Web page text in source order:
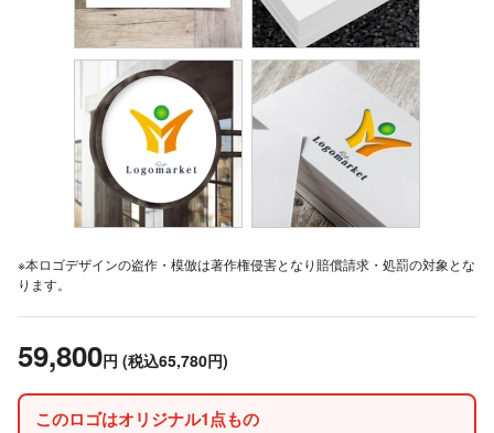
※本ロゴデザインの盗作・模倣は著作権侵害となり賠償請求・処罰の対象とな
ります。
59,800円 (税込65,780円)
このロゴはオリジナル1点もの